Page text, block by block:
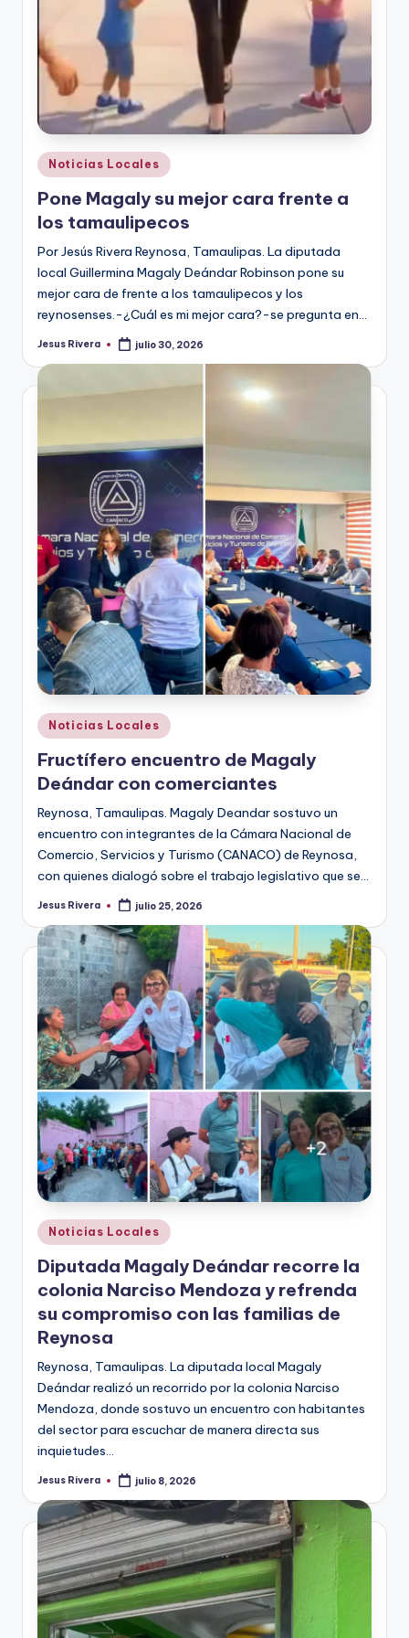
Publicado
en
Noticias Locales
Pone Magaly su mejor cara frente a
los tamaulipecos
Por Jesús Rivera Reynosa, Tamaulipas. La diputada
local Guillermina Magaly Deándar Robinson pone su
mejor cara de frente a los tamaulipecos y los
reynosenses.-¿Cuál es mi mejor cara?-se pregunta en…
Publicado
Jesus Rivera julio 30, 2026
Publicado
en
Noticias Locales
Fructífero encuentro de Magaly
Deándar con comerciantes
Reynosa, Tamaulipas. Magaly Deandar sostuvo un
encuentro con integrantes de la Cámara Nacional de
Comercio, Servicios y Turismo (CANACO) de Reynosa,
con quienes dialogó sobre el trabajo legislativo que se…
Publicado
Jesus Rivera julio 25, 2026
Publicado
en
Noticias Locales
Diputada Magaly Deándar recorre la
colonia Narciso Mendoza y refrenda
su compromiso con las familias de
Reynosa
Reynosa, Tamaulipas. La diputada local Magaly
Deándar realizó un recorrido por la colonia Narciso
Mendoza, donde sostuvo un encuentro con habitantes
del sector para escuchar de manera directa sus
inquietudes…
Publicado
Jesus Rivera julio 8, 2026